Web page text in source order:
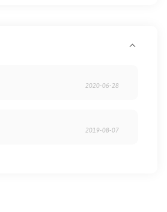
2020-06-28
2019-08-07